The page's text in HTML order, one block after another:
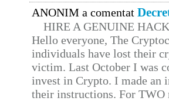
ANONIM a comentat
HIRE A GENUINE
Hello everyone, The
individuals have lost their
victim. Last October I was
invest in Crypto. I made
their instructions. For TWO